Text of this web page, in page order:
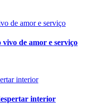
de amor e serviço
de amor e serviço
interior
interior